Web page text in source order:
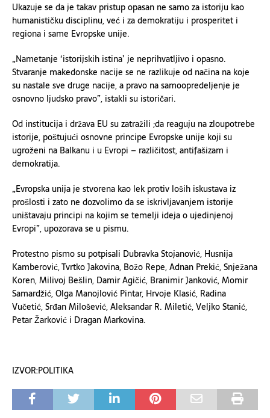
Ukazuje se da je takav pristup opasan ne samo za istoriju kao
humanističku disciplinu, već i za demokratiju i prosperitet i
regiona i same Evropske unije.
„Nametanje ‘istorijskih istina’ je neprihvatljivo i opasno.
Stvaranje makedonske nacije se ne razlikuje od načina na koje
su nastale sve druge nacije, a pravo na samoopredeljenje je
osnovno ljudsko pravo”, istakli su istoričari.
Od institucija i država EU su zatražili ;da reaguju na zloupotrebe
istorije, poštujući osnovne principe Evropske unije koji su
ugroženi na Balkanu i u Evropi – različitost, antifašizam i
demokratija.
„Evropska unija je stvorena kao lek protiv loših iskustava iz
prošlosti i zato ne dozvolimo da se iskrivljavanjem istorije
uništavaju principi na kojim se temelji ideja o ujedinjenoj
Evropi”, upozorava se u pismu.
Protestno pismo su potpisali Dubravka Stojanović, Husnija
Kamberović, Tvrtko Jakovina, Božo Repe, Adnan Prekić, Snježana
Koren, Milivoj Bešlin, Damir Agičić, Branimir Janković, Momir
Samardžić, Olga Manojlović Pintar, Hrvoje Klasić, Radina
Vučetić, Srđan Milošević, Aleksandar R. Miletić, Veljko Stanić,
Petar Žarković i Dragan Markovina.
IZVOR:POLITIKA